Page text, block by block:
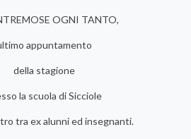
OGNI TANTO,
appuntamento
della stagione
la scuola di Sicciole
tra ex alunni ed insegnanti.